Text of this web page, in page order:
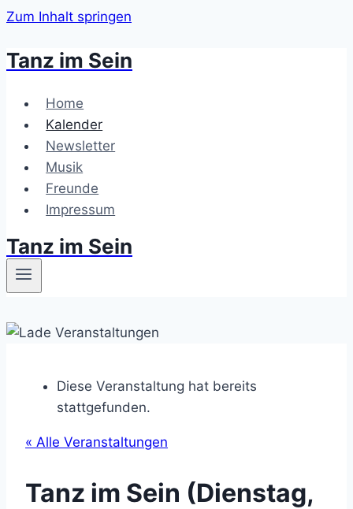
Zum Inhalt springen
Tanz im Sein
Home
Kalender
Newsletter
Musik
Freunde
Impressum
Tanz im Sein
Diese Veranstaltung hat bereits
stattgefunden.
« Alle Veranstaltungen
Tanz im Sein (Dienstag,